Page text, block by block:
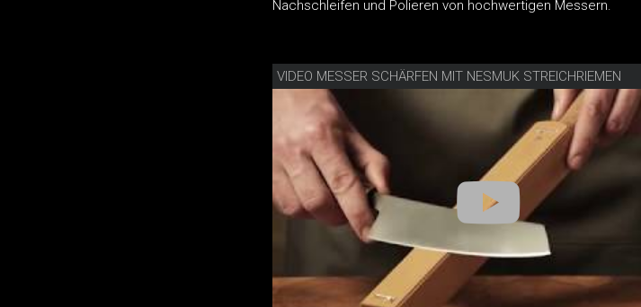
Nachschleifen und Polieren von hochwertigen Messern.
VIDEO MESSER SCHÄRFEN MIT NESMUK STREICHRIEMEN